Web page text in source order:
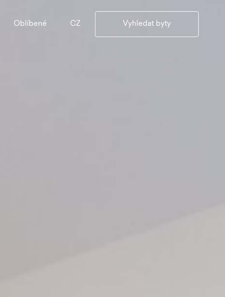
Oblíbené CZ Vyhledat byty